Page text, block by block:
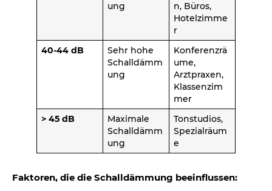
ung
n, Büros,
Hotelzimme
r
40-44 dB
Sehr hohe
Schalldämm
ung
Konferenzrä
ume,
Arztpraxen,
Klassenzim
mer
> 45 dB
Maximale
Schalldämm
ung
Tonstudios,
Spezialräum
e
Faktoren, die die Schalldämmung beeinflussen: